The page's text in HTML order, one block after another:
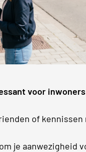
voor
of
je aanwezigheid